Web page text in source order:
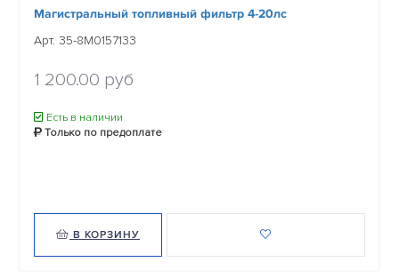
Магистральный топливный фильтр 4-20лс
Арт. 35-8M0157133
1 200.00 руб
Есть в наличии
Только по предоплате
В КОРЗИНУ